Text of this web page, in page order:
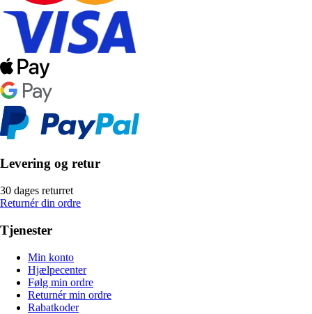
Levering og retur
30 dages returret
Returnér din ordre
Tjenester
Min konto
Hjælpecenter
Følg min ordre
Returnér min ordre
Rabatkoder